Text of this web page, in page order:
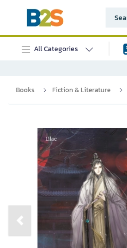
All Categories
Books Fiction & Literature
Previous slide